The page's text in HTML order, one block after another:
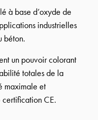
à base d’oxyde de
industrielles
béton.
un pouvoir colorant
totales de la
maximale et
CE.